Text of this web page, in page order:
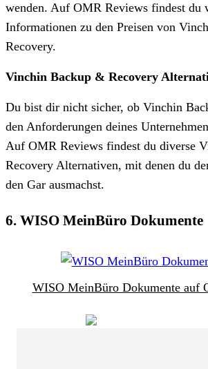
wenden. Auf OMR Reviews findest du
Informationen zu den Preisen von
Recovery.
Vinchin Backup & Recovery
Du bist dir nicht sicher, ob Vinchin
den Anforderungen deines
Auf OMR Reviews findest du diverse
Recovery Alternativen, mit denen du
den Gar ausmachst.
6. WISO MeinBüro Dokumente
WISO MeinBüro Dokumente auf